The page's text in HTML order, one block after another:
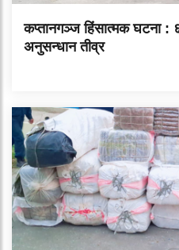
कप्तानगञ्ज हिंसात्मक घटना :
अनुसन्धान तीव्र